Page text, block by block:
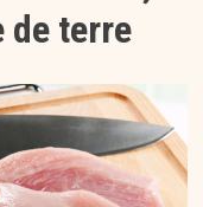
de terre